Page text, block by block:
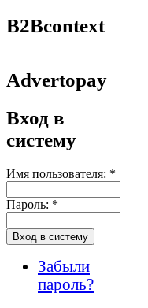
B2Bcontext
Advertopay
Вход в
систему
Имя пользователя: *
Пароль: *
Забыли
пароль?